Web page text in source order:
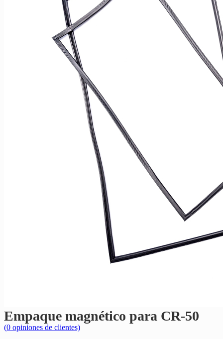
Empaque magnético para CR-50
(0 opiniones de clientes)